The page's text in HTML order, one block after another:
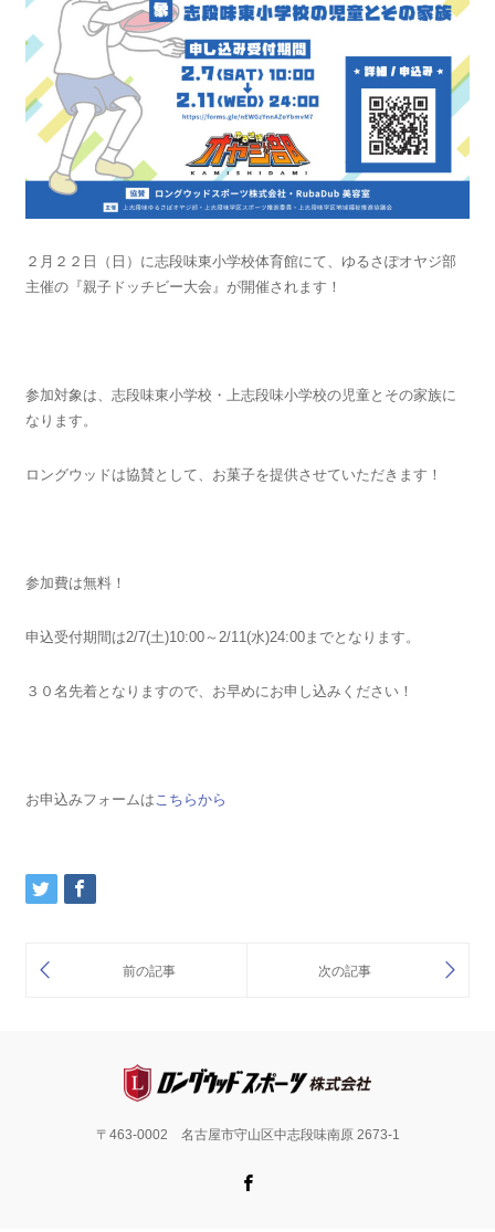
２月２２日（日）に志段味東小学校体育館にて、ゆるさぽオヤジ部
主催の『親子ドッチビー大会』が開催されます！
参加対象は、志段味東小学校・上志段味小学校の児童とその家族に
なります。
ロングウッドは協賛として、お菓子を提供させていただきます！
参加費は無料！
申込受付期間は2/7(土)10:00～2/11(水)24:00までとなります。
３０名先着となりますので、お早めにお申し込みください！
お申込みフォームは こちらから
〒463-0002 名古屋市守山区中志段味南原 2673-1